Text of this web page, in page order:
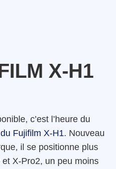
X-H1
c’est l’heure du
Fujifilm X-H1. Nouveau
il se positionne plus
X-Pro2, un peu moins